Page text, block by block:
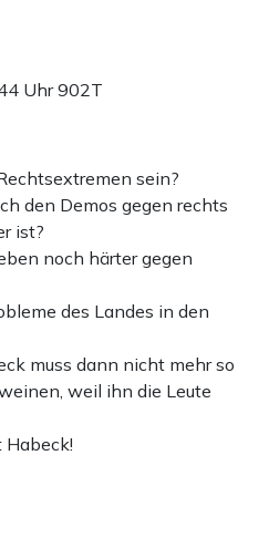
Uhr902T
sein?
den Demos gegen rechts
ist?
noch härter gegen
des Landes in den
muss dann nicht mehr so
weil ihn die Leute
Habeck!